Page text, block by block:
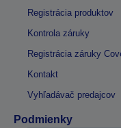
Registrácia produktov
Kontrola záruky
Registrácia záruky
Kontakt
Vyhľadávač predajcov
Podmienky